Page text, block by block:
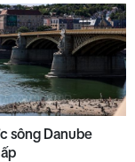
6
dự án tồn
7
sàng đón
sông Danube